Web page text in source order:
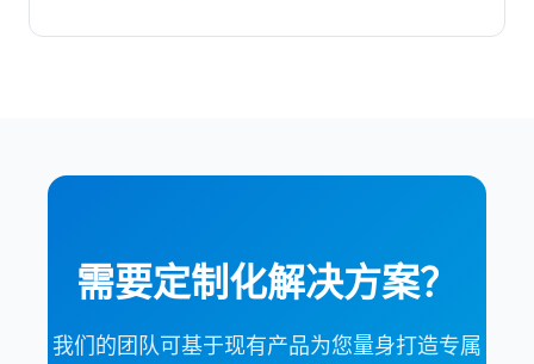
需要定制化解决方案？
我们的团队可基于现有产品为您量身打造专属